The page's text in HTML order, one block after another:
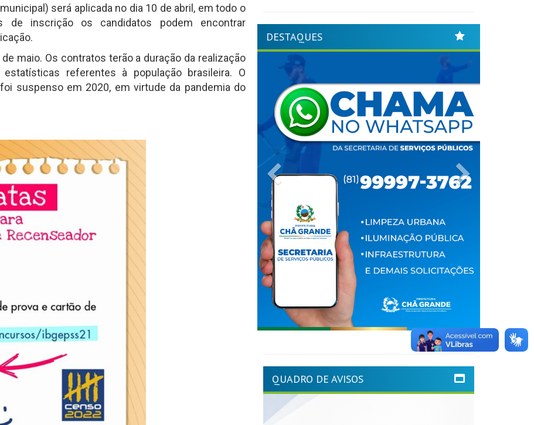
será aplicada no dia 10 de abril, em todo o
de inscrição os candidatos podem encontrar
maio. Os contratos terão a duração da realização
referentes à população brasileira. O
suspenso em 2020, em virtude da pandemia do
DESTAQUES
Previous
QUADRO DE AVISOS